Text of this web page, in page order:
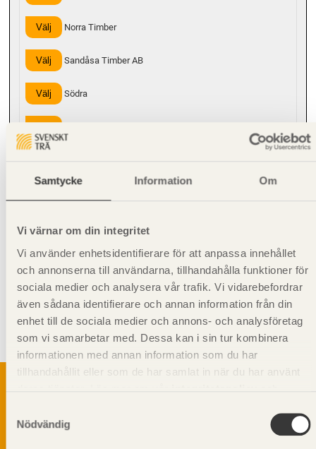
Samtycke Information Om
Vi värnar om din integritet
Vi använder enhetsidentifierare för att anpassa innehållet
och annonserna till användarna, tillhandahålla funktioner för
sociala medier och analysera vår trafik. Vi vidarebefordrar
även sådana identifierare och annan information från din
enhet till de sociala medier och annons- och analysföretag
som vi samarbetar med. Dessa kan i sin tur kombinera
informationen med annan information som du har
tillhandahållit eller som de har samlat in när du har använt
Nödvändig
Välj Norra Timber
Välj Sandåsa Timber AB
Välj Södra
Välj
Giltighet
Svenskt Trä-id:SE00146
Gäller från och med:
2024-10-07
Kompletterande information
Stående montering rekommenderas
Svenskt Träs Produktkatalog är svensk